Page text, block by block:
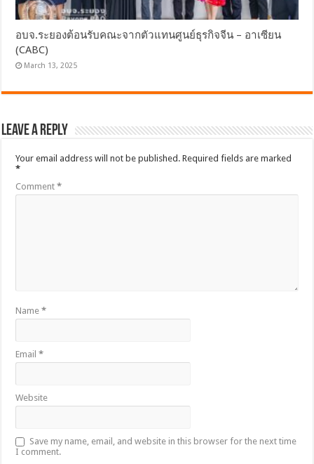
อบจ.ระยองต้อนรับคณะจากตัวแทนศูนย์ธุรกิจจีน – อาเซียน
(CABC)
March 13, 2025
Leave a Reply
Your email address will not be published. Required fields are marked
*
Comment*
Name*
Email*
Website
Save my name, email, and website in this browser for the next time
I comment.